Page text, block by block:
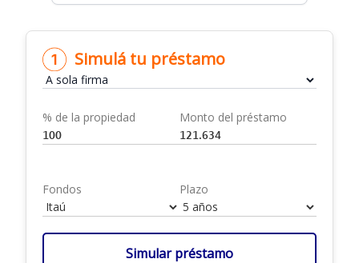
Simulá tu préstamo
% de la propiedad Monto del préstamo
Fondos Plazo
Simular préstamo